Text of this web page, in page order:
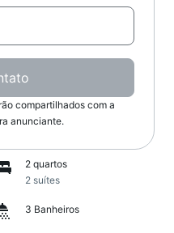
compartilhados com a
anunciante.
2 quartos
2 suítes
3 Banheiros